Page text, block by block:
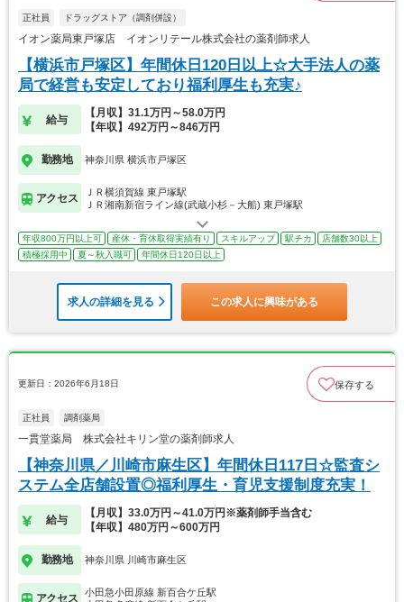
正社員 ドラッグストア（調剤併設）
イオン薬局東戸塚店 イオンリテール株式会社の薬剤師求人
【横浜市戸塚区】年間休日120日以上☆大手法人の薬
局で経営も安定しており福利厚生も充実♪
給与
【月収】31.1万円～58.0万円
【年収】492万円～846万円
勤務地 神奈川県 横浜市戸塚区
アクセス
ＪＲ横須賀線 東戸塚駅
ＪＲ湘南新宿ライン線(武蔵小杉－大船) 東戸塚駅
年収800万円以上可 産休・育休取得実績有り スキルアップ 駅チカ
店舗数30以上
積極採用中
夏～秋入職可 年間休日120日以上
求人の詳細を見る この求人に興味がある
更新日：2026年6月18日 保存する
正社員 調剤薬局
一貫堂薬局 株式会社キリン堂の薬剤師求人
【神奈川県／川崎市麻生区】年間休日117日☆監査シ
ステム全店舗設置◎福利厚生・育児支援制度充実！
給与
【月収】33.0万円～41.0万円※薬剤師手当含む
【年収】480万円～600万円
勤務地 神奈川県 川崎市麻生区
アクセス
小田急小田原線 新百合ケ丘駅